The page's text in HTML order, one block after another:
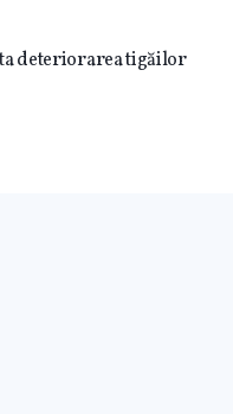
deteriorarea tigăilor